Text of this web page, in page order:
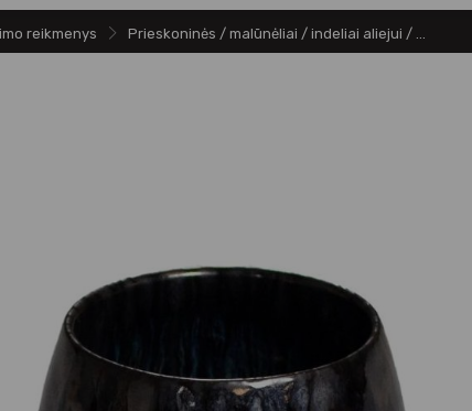
reikmenys Prieskoninės / malūnėliai / indeliai aliejui / ...